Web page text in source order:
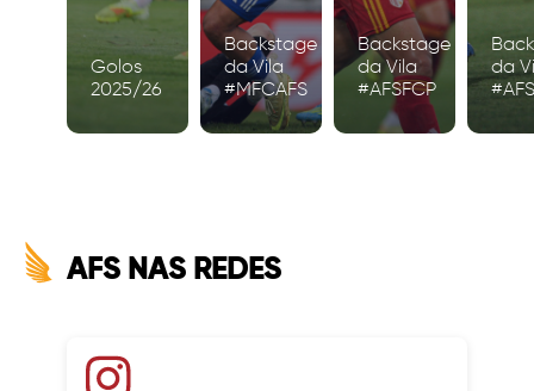
Golos
2025/26
Backstage
da Vila
#MFCAFS
Backstage
da Vila
#AFSFCP
da
AFS NAS REDES